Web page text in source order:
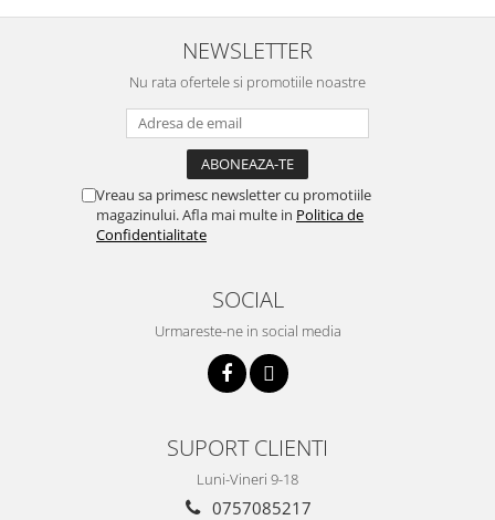
Aparate de Aer conditionat 12000
Aparate de Aer conditionat 24000
Aparate de Aer conditionat 27000
Panouri solare
Accesorii Panouri solare
Pompe de circulaţie pentru
instalaţiile termice solare
Incazire in Pardoseala
Incalzire clasica in pardoseala
Teava incalzire pardoseala
NEWSLETTER
Nu rata ofertele si promotiile noastre
Vreau sa primesc newsletter cu promotiile
magazinului. Afla mai multe in Politica de
Confidentialitate
SOCIAL
Urmareste-ne in social media
SUPORT CLIENTI
Luni-Vineri 9-18
0757085217